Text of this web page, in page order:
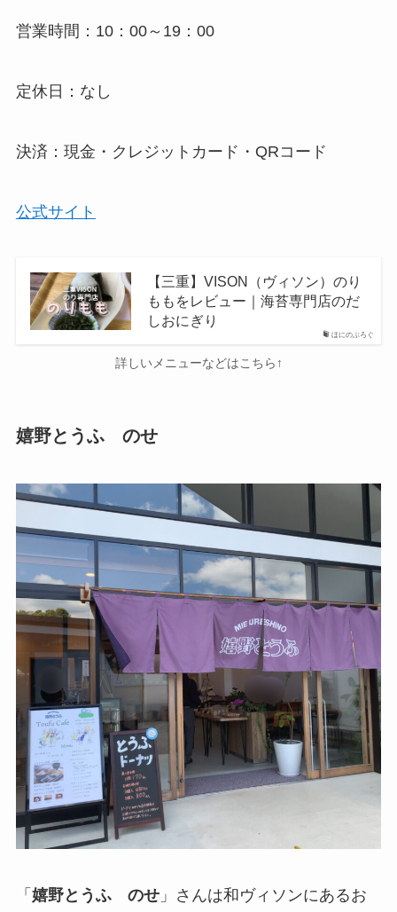
営業時間：10：00～19：00
定休日：なし
決済：現金・クレジットカード・QRコード
公式サイト
ほにのぶろぐ
【三重】VISON（ヴィソン）のり
ももをレビュー｜海苔専門店のだ
しおにぎり
詳しいメニューなどはこちら↑
嬉野とうふ のせ
「 嬉野とうふ のせ」さんは和ヴィソンにあるお